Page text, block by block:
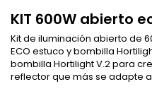
KIT 600W abierto
Kit de iluminación abierto de
ECO estuco y bombilla
bombilla Hortilight V.2 para
reflector que más se adapte